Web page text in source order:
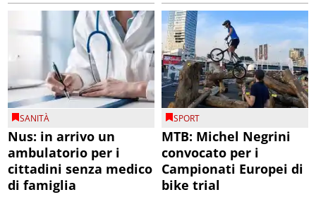
SANITÀ
Nus: in arrivo un
ambulatorio per i
cittadini senza medico
di famiglia
SPORT
MTB: Michel Negrini
convocato per i
Campionati Europei di
bike trial